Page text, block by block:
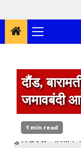
Primary
Menu
दौंड,
जमावबंदी
1 min read
पुणे दि.२२:- भारतीय